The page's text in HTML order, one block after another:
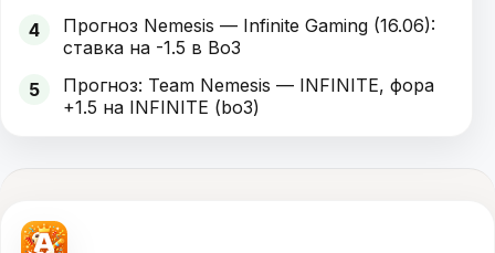
4
Прогноз Nemesis — Infinite Gaming (16.06):
ставка на -1.5 в Bo3
5
Прогноз: Team Nemesis — INFINITE, фора
+1.5 на INFINITE (bo3)